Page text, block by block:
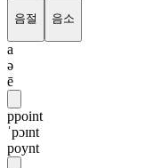
음절 음소
a
ə
ē
ppoint
ˈpɔɪnt
poynt